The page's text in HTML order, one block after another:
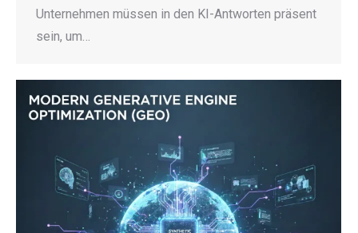
Unternehmen müssen in den KI-Antworten präsent
sein, um…